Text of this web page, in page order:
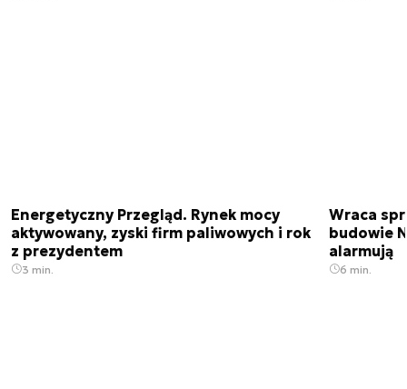
Energetyczny Przegląd. Rynek mocy
aktywowany, zyski firm paliwowych i rok
z prezydentem
3 min.
Wraca
budowie
alarmują
6 min.